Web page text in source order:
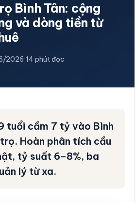
Bình Tân: cộng
và dòng tiền từ
2026·14 phút đọc
tuổi cầm 7 tỷ vào Bình
Hoàn phân tích cầu
tỷ suất 6–8%, ba
lý từ xa.